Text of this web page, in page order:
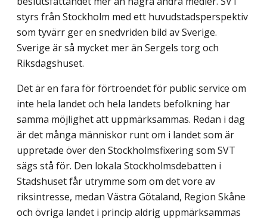
styrs från Stockholm med ett huvudstadsperspektiv
som tyvärr ger en snedvriden bild av Sverige.
Sverige är så mycket mer än Sergels torg och
Riksdagshuset.
Det är en fara för förtroendet för public service om
inte hela landet och hela landets befolkning har
samma möjlighet att uppmärksammas. Redan i dag
är det många människor runt om i landet som är
uppretade över den Stockholmsfixering som SVT
sägs stå för. Den lokala Stockholmsdebatten i
Stadshuset får utrymme som om det vore av
riksintresse, medan Västra Götaland, Region Skåne
och övriga landet i princip aldrig uppmärksammas